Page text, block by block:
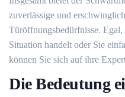
zuverlässige und
Türöffnungsbedürfnisse.​
Situation handelt oder Sie
können Sie sich auf ihre
Die Bedeutung